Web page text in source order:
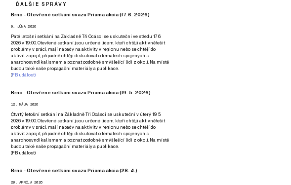
ĎALŠIE SPRÁVY
Brno - Otevřené setkání svazu Priama akcia (17. 6. 2026)
9. JÚNA 2026
Páté letošní setkání na Základně Tři Ocásci se uskuteční ve středu 17. 6.
2026 v 19:00. Otevřené setkání jsou určené lidem, kteří chtějí aktivněřešit
problémy v práci, mají nápady na aktivity v regionu nebo se chtějí do
aktivit zapojit, případně chtějí diskutovat o tématech spojených s
anarchosyndikalismem a poznat podobně smýšlející lidi z okolí. Na místě
budou také naše propagační materiály a publikace.
(FB událost)
Brno - Otevřené setkání svazu Priama akcia (19. 5. 2026)
12. MÁJA 2026
Čtvrtý letošní setkání na Základně Tři Ocásci se uskuteční v úterý 19. 5.
2026 v 19:00. Otevřené setkání jsou určené lidem, kteří chtějí aktivněřešit
problémy v práci, mají nápady na aktivity v regionu nebo se chtějí do
aktivit zapojit, případně chtějí diskutovat o tématech spojených s
anarchosyndikalismem a poznat podobně smýšlející lidi z okolí. Na místě
budou také naše propagační materiály a publikace.
(FB událost)
Brno - Otevřené setkání svazu Priama akcia (28. 4.)
20. APRÍLA 2026